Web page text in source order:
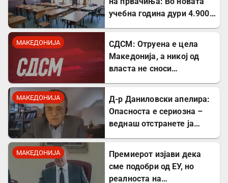
учебна година дури 4.900
МАКЕДОНИЈА
СДСМ: Отруена е цела
Македонија, а никој од
власта не сноси
МАКЕДОНИЈА
Д-р Даниловски апелира:
Опасноста е сериозна –
веднаш отстранете ја
западнонилска треска!
МАКЕДОНИЈА
Премиерот изјави дека
сме подобри од ЕУ, но
реалноста на